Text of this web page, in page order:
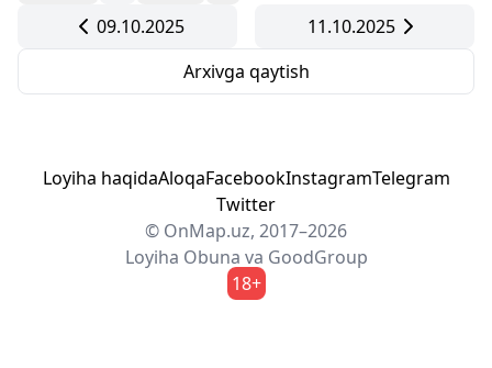
09.10.2025
11.10.2025
Arxivga qaytish
Loyiha haqidaAloqaFacebookInstagramTelegram
Twitter
© OnMap.uz, 2017–2026
Loyiha Obuna va GoodGroup
18+